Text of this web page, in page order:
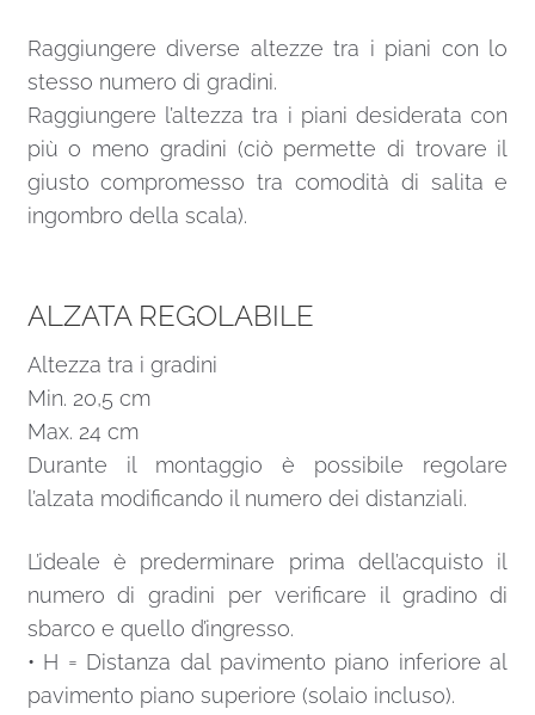
Raggiungere diverse altezze tra i piani con lo
stesso numero di gradini.
Raggiungere l’altezza tra i piani desiderata con
più o meno gradini (ciò permette di trovare il
giusto compromesso tra comodità di salita e
ingombro della scala).
ALZATA REGOLABILE
Altezza tra i gradini
Min. 20,5 cm
Max. 24 cm
Durante il montaggio è possibile regolare
l’alzata modificando il numero dei distanziali.
L’ideale è prederminare prima dell’acquisto il
numero di gradini per verificare il gradino di
sbarco e quello d’ingresso.
• H = Distanza dal pavimento piano inferiore al
pavimento piano superiore (solaio incluso).